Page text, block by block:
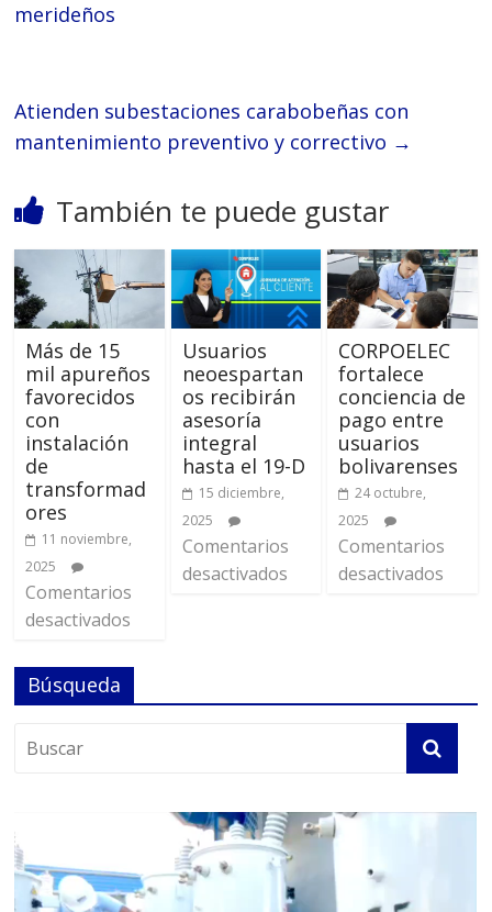
merideños
Atienden subestaciones carabobeñas con
mantenimiento preventivo y correctivo →
También te puede gustar
Más de 15
mil apureños
favorecidos
con
instalación
de
transformad
ores
11 noviembre,
2025
Comentarios
desactivados
Usuarios
neoespartan
os recibirán
asesoría
integral
hasta el 19-D
15 diciembre,
2025
Comentarios
desactivados
CORPOELEC
fortalece
conciencia de
pago entre
usuarios
bolivarenses
24 octubre,
2025
Comentarios
desactivados
Búsqueda